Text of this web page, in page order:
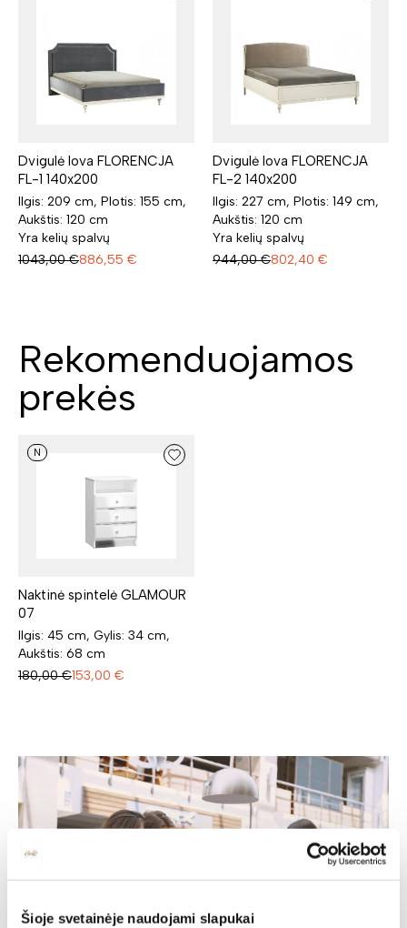
Šioje svetainėje naudojami slapukai
Dvigulė lova FLORENCJA
FL-1 140x200
Ilgis: 209 cm, Plotis: 155 cm,
Aukštis: 120 cm
Yra kelių spalvų
1043,00 €886,55 €
Dvigulė lova FLORENCJA
FL-2 140x200
Ilgis: 227 cm, Plotis: 149 cm,
Aukštis: 120 cm
Yra kelių spalvų
944,00 €802,40 €
Rekomenduojamos
prekės
N
Naktinė spintelė GLAMOUR
07
Ilgis: 45 cm, Gylis: 34 cm,
Aukštis: 68 cm
180,00 €153,00 €